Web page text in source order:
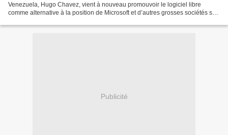
Venezuela, Hugo Chavez, vient à nouveau promouvoir le logiciel libre
comme alternative à la position de Microsoft et d’autres grosses sociétés sur
Publicité